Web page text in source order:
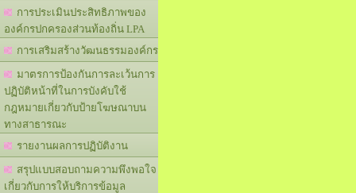
การประเมินประสิทธิภาพของ
องค์กรปกครองส่วนท้องถิ่น LPA
การเสริมสร้างวัฒนธรรมองค์กร
มาตรการป้องกันการละเว้นการ
ปฏิบัติหน้าที่ในการบังคับใช้
กฎหมายเกี่ยวกับป้ายโฆษณาบน
ทางสาธารณะ
รายงานผลการปฏิบัติงาน
สรุปแบบสอบถามความพึงพอใจ
เกี่ยวกับการให้บริการข้อมูล